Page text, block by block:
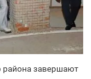
района завершают